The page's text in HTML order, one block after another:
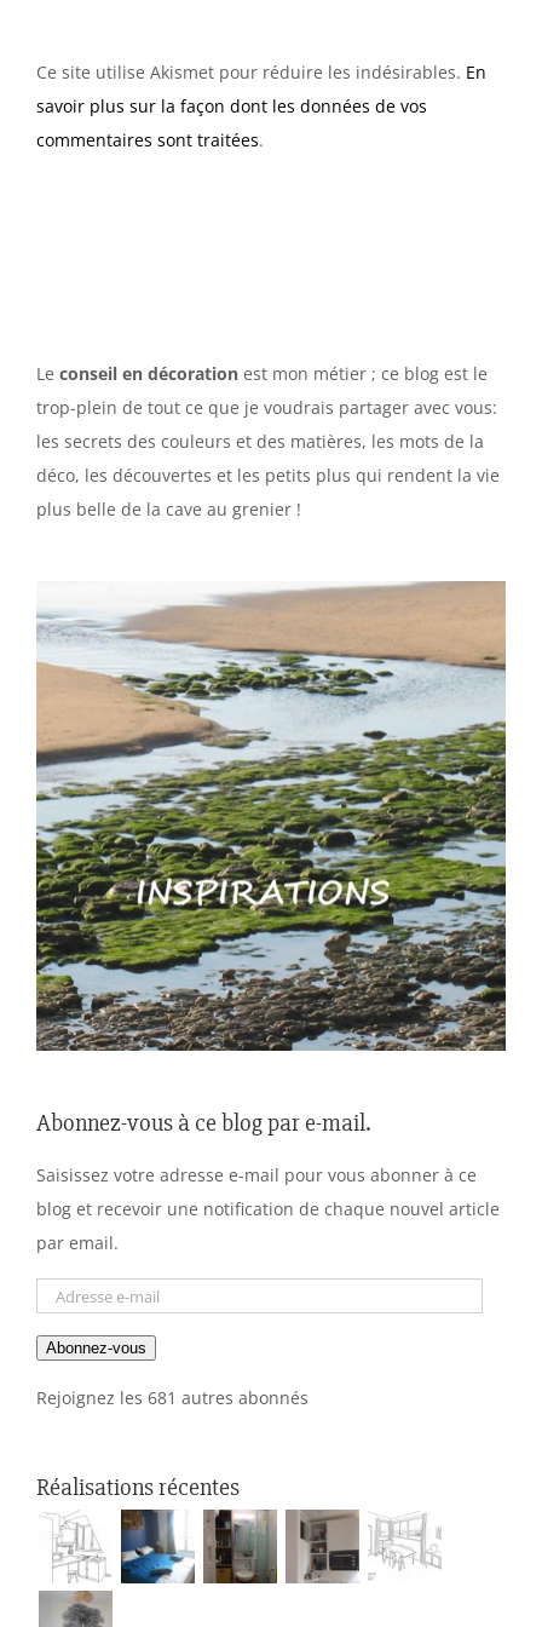
Ce site utilise Akismet pour réduire les indésirables. En
savoir plus sur la façon dont les données de vos
commentaires sont traitées.
Le conseil en décoration est mon métier ; ce blog est le
trop-plein de tout ce que je voudrais partager avec vous:
les secrets des couleurs et des matières, les mots de la
déco, les découvertes et les petits plus qui rendent la vie
plus belle de la cave au grenier !
Abonnez-vous à ce blog par e-mail.
Saisissez votre adresse e-mail pour vous abonner à ce
blog et recevoir une notification de chaque nouvel article
par email.
Adresse
mail
Abonnez-vous
Rejoignez les 681 autres abonnés
Réalisations récentes